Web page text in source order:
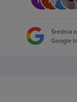
Średnia
Google